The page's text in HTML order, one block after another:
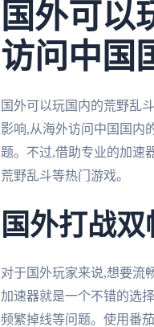
国外可以
访问中国
国外可以玩国内的荒野乱
影响,从海外访问中国国内
题。不过,借助专业的加速
荒野乱斗等热门游戏。
国外打战
对于国外玩家来说,想要流
加速器就是一个不错的选
频繁掉线等问题。使用番